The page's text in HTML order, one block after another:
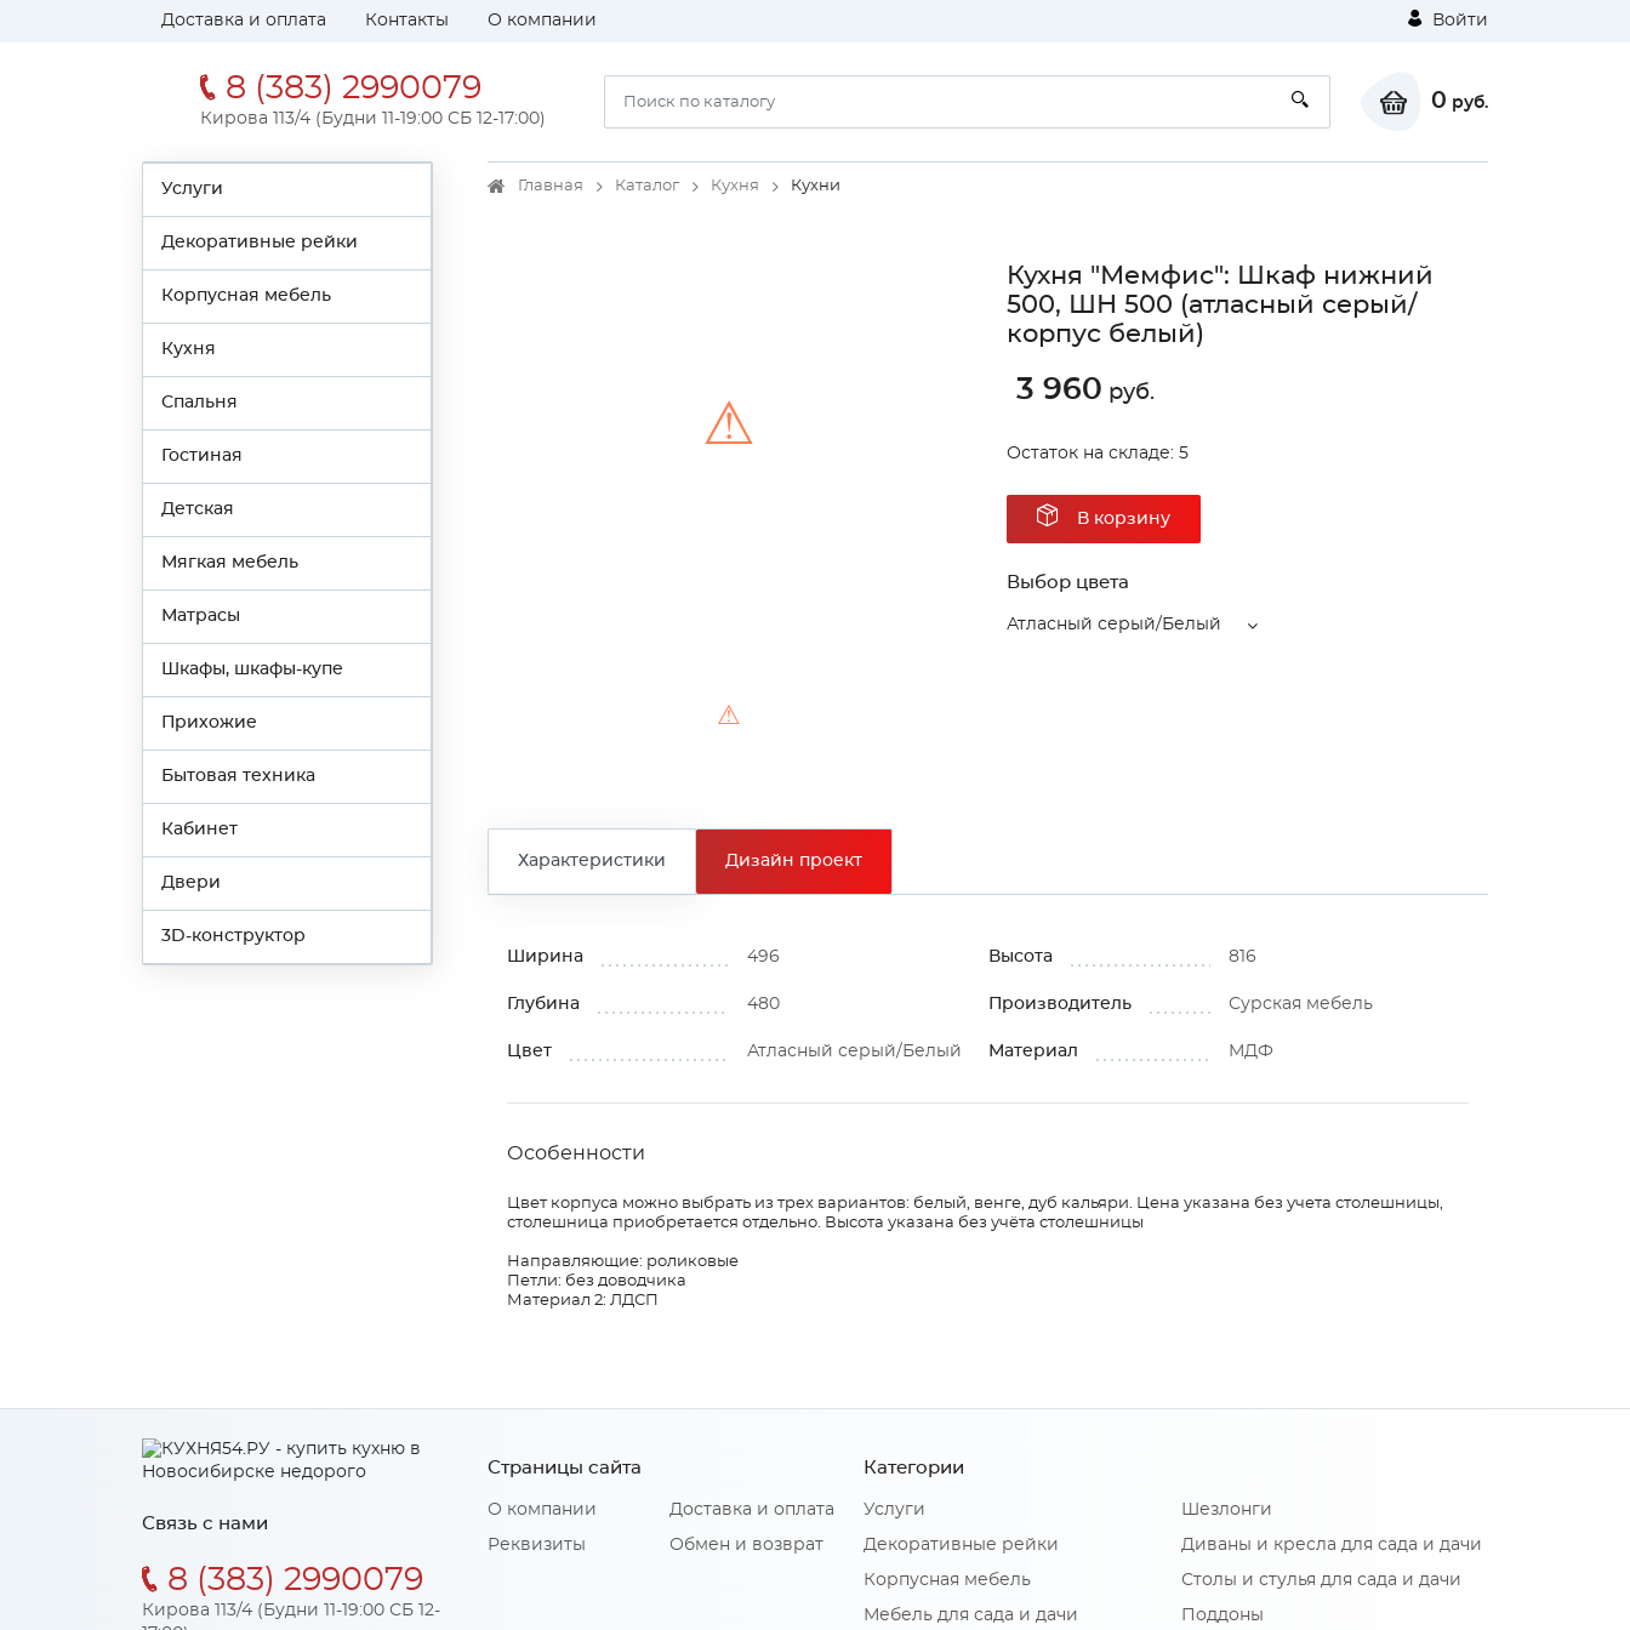
Доставка и оплата Контакты О компании Войти
8 (383) 2990079
Кирова 113/4 (Будни 11-19:00 СБ 12-17:00)
0 руб.
Услуги
Декоративные рейки
Корпусная мебель
Кухня
Спальня
Гостиная
Детская
Мягкая мебель
Матрасы
Шкафы, шкафы-купе
Прихожие
Бытовая техника
Кабинет
Двери
3D-конструктор
Главная Каталог Кухня Кухни
⚠
⚠
Кухня "Мемфис": Шкаф нижний
500, ШН 500 (атласный серый/
корпус белый)
3 960 руб.
Остаток на складе: 5
В корзину
Выбор цвета
Атласный серый/Белый
Характеристики Дизайн проект
Ширина 496 Высота 816
Глубина 480 Производитель Сурская мебель
Цвет Атласный серый/Белый Материал МДФ
Особенности
Цвет корпуса можно выбрать из трех вариантов: белый, венге, дуб кальяри. Цена указана без учета столешницы,
столешница приобретается отдельно. Высота указана без учёта столешницы
Направляющие: роликовые
Петли: без доводчика
Материал 2: ЛДСП
Связь с нами
8 (383) 2990079
Кирова 113/4 (Будни 11-19:00 СБ 12-
Страницы сайта
О компании
Реквизиты
Доставка и оплата
Обмен и возврат
Категории
Услуги
Декоративные рейки
Корпусная мебель
Мебель для сада и дачи
Шезлонги
Диваны и кресла для сада и дачи
Столы и стулья для сада и дачи
Поддоны